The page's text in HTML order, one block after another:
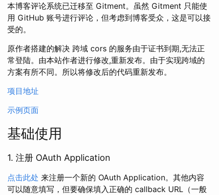
本博客评论系统已迁移至 Gitment。虽然 Gitment 只能使
用 GitHub 账号进行评论，但考虑到博客受众，这是可以接
受的。
原作者搭建的解决 跨域 cors 的服务由于证书到期,无法正
常登陆。由本站作者进行修改,重新发布。由于实现跨域的
方案有所不同。所以将修改后的代码重新发布。
项目地址
示例页面
基础使用
1. 注册 OAuth Application
点击此处 来注册一个新的 OAuth Application。其他内容
可以随意填写，但要确保填入正确的 callback URL（一般